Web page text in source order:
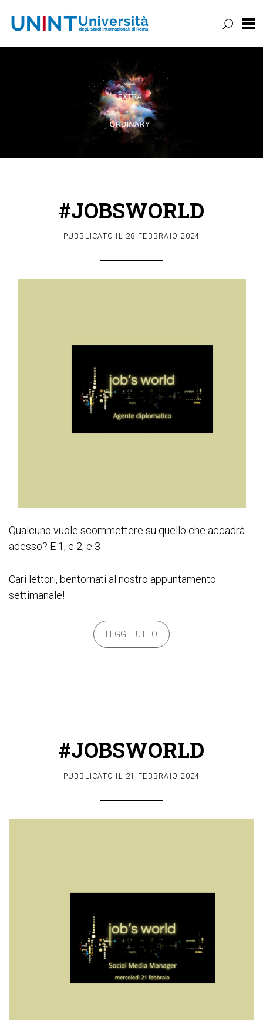
#JOBSWORLD
PUBBLICATO IL 28 FEBBRAIO 2024
Qualcuno vuole scommettere su quello che accadrà
adesso? E 1, e 2, e 3…
Cari lettori, bentornati al nostro appuntamento
settimanale!
LEGGI TUTTO
#JOBSWORLD
PUBBLICATO IL 21 FEBBRAIO 2024